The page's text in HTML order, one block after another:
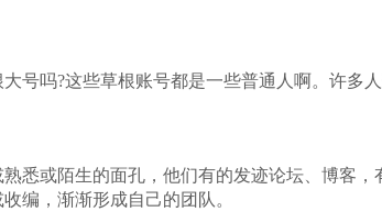
号吗?这些草根账号都是一些普通人啊。许多
悉或陌生的面孔，他们有的发迹论坛、博客
编，渐渐形成自己的团队。